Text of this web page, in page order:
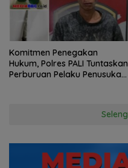
Komitmen Penegakan
Hukum, Polres PALI Tuntaskan
Perburuan Pelaku Penusukan